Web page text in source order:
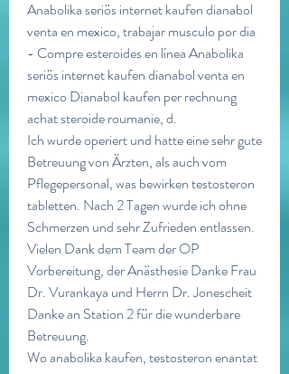
Anabolika seriös internet kaufen dianabol
venta en mexico, trabajar musculo por dia
- Compre esteroides en línea Anabolika
seriös internet kaufen dianabol venta en
mexico Dianabol kaufen per rechnung
achat steroide roumanie, d.
Ich wurde operiert und hatte eine sehr gute
Betreuung von Ärzten, als auch vom
Pflegepersonal, was bewirken testosteron
tabletten. Nach 2 Tagen wurde ich ohne
Schmerzen und sehr Zufrieden entlassen.
Vielen Dank dem Team der OP
Vorbereitung, der Anästhesie Danke Frau
Dr. Vurankaya und Herrn Dr. Jonescheit
Danke an Station 2 für die wunderbare
Betreuung.
Wo anabolika kaufen, testosteron enantat